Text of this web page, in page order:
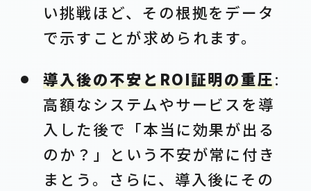
い挑戦ほど、その根拠をデータ
で示すことが求められます。
導入後の不安とROI証明の重圧:
高額なシステムやサービスを導
入した後で「本当に効果が出る
のか？」という不安が常に付き
まとう。さらに、導入後にその